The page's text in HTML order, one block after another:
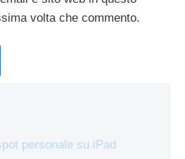
volta che commento.
personale su iPad